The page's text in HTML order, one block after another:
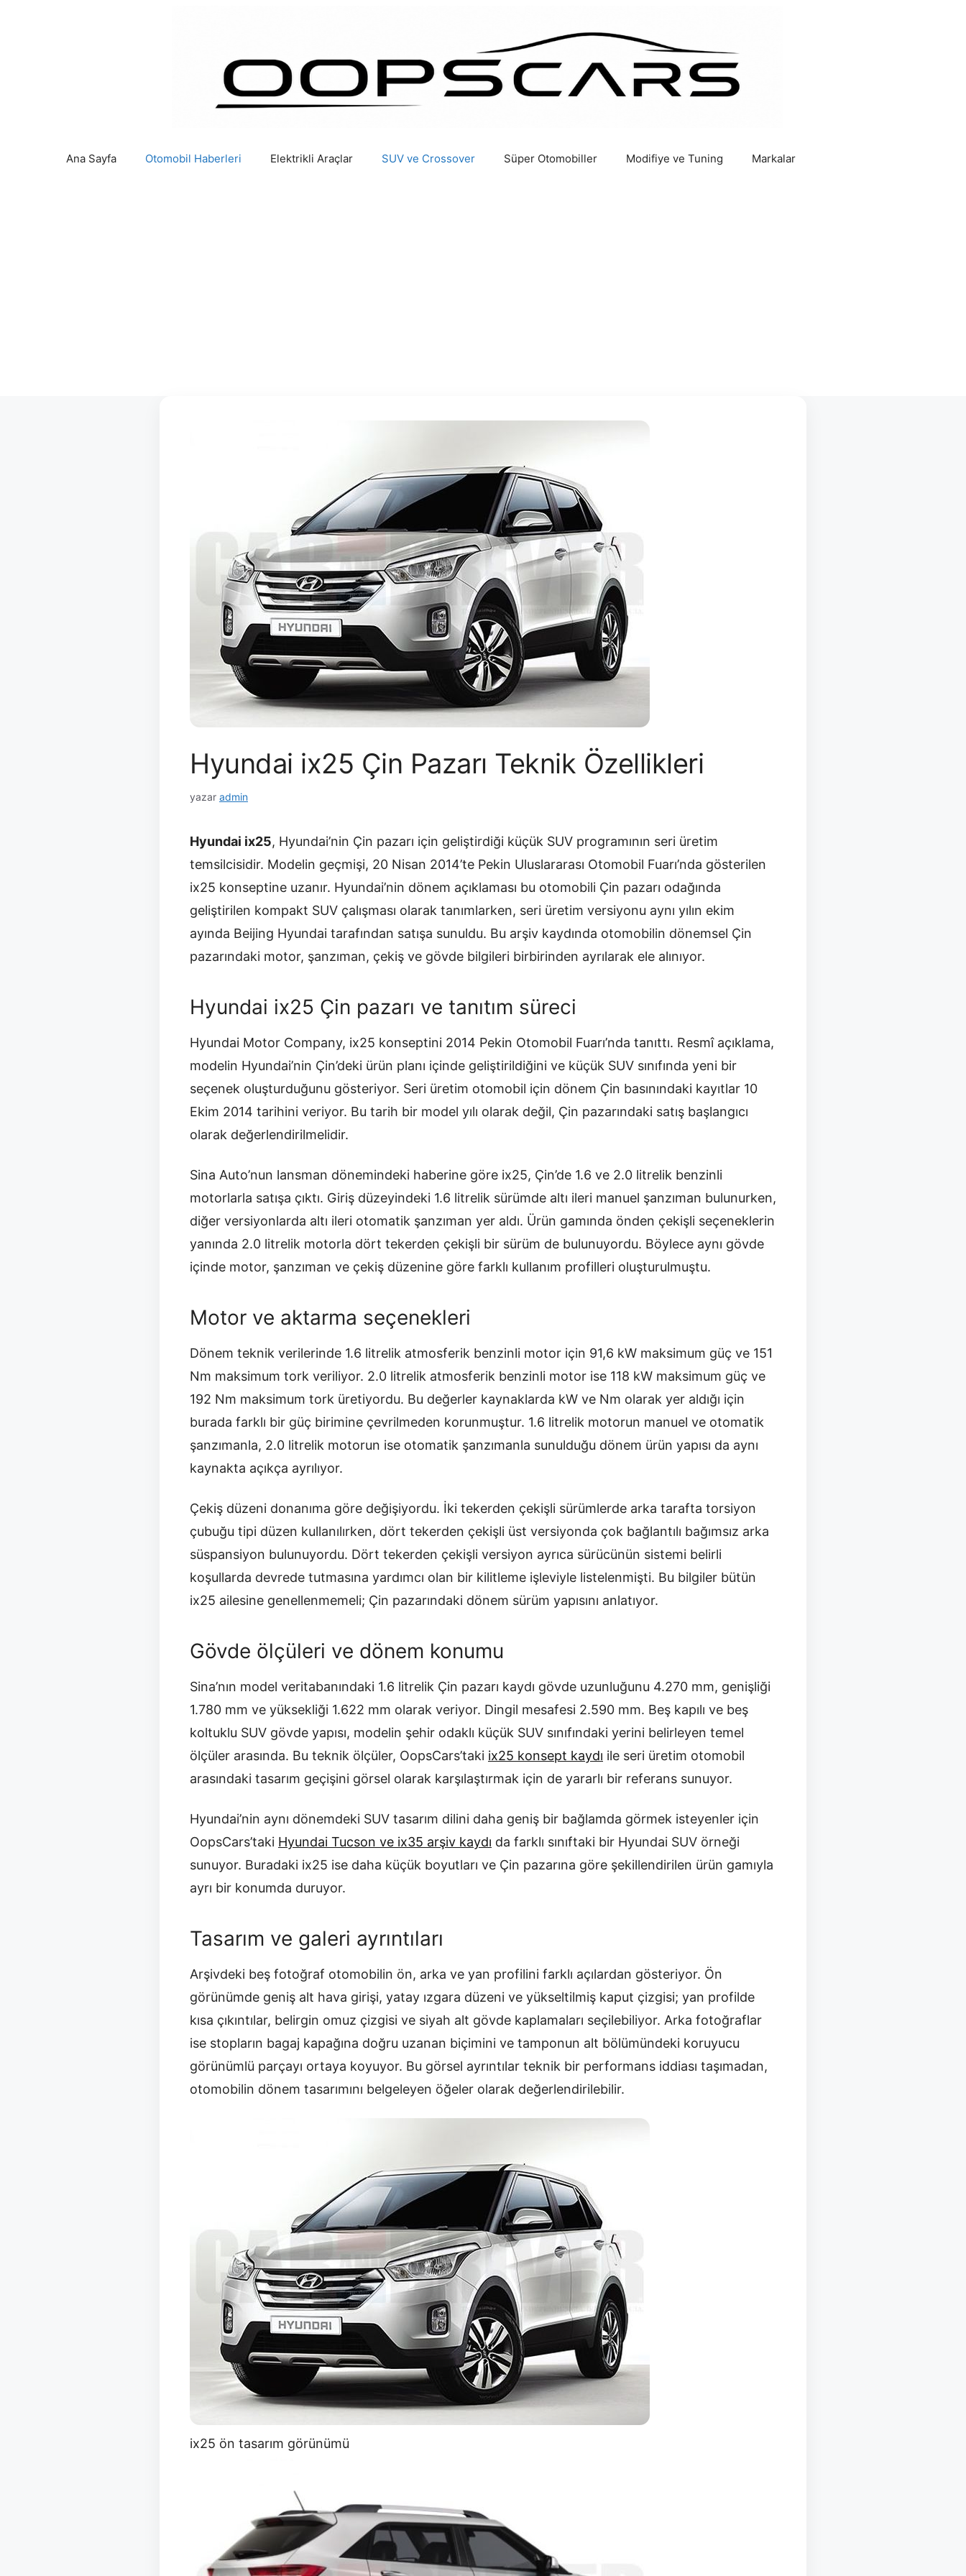
Ana Sayfa Otomobil Haberleri Elektrikli Araçlar SUV ve Crossover Süper Otomobiller Modifiye ve Tuning Markalar
Hyundai ix25 Çin Pazarı Teknik Özellikleri
yazar admin
Hyundai ix25, Hyundai’nin Çin pazarı için geliştirdiği küçük SUV programının seri üretim
temsilcisidir. Modelin geçmişi, 20 Nisan 2014’te Pekin Uluslararası Otomobil Fuarı’nda gösterilen
ix25 konseptine uzanır. Hyundai’nin dönem açıklaması bu otomobili Çin pazarı odağında
geliştirilen kompakt SUV çalışması olarak tanımlarken, seri üretim versiyonu aynı yılın ekim
ayında Beijing Hyundai tarafından satışa sunuldu. Bu arşiv kaydında otomobilin dönemsel Çin
pazarındaki motor, şanzıman, çekiş ve gövde bilgileri birbirinden ayrılarak ele alınıyor.
Hyundai ix25 Çin pazarı ve tanıtım süreci
Hyundai Motor Company, ix25 konseptini 2014 Pekin Otomobil Fuarı’nda tanıttı. Resmî açıklama,
modelin Hyundai’nin Çin’deki ürün planı içinde geliştirildiğini ve küçük SUV sınıfında yeni bir
seçenek oluşturduğunu gösteriyor. Seri üretim otomobil için dönem Çin basınındaki kayıtlar 10
Ekim 2014 tarihini veriyor. Bu tarih bir model yılı olarak değil, Çin pazarındaki satış başlangıcı
olarak değerlendirilmelidir.
Sina Auto’nun lansman dönemindeki haberine göre ix25, Çin’de 1.6 ve 2.0 litrelik benzinli
motorlarla satışa çıktı. Giriş düzeyindeki 1.6 litrelik sürümde altı ileri manuel şanzıman bulunurken,
diğer versiyonlarda altı ileri otomatik şanzıman yer aldı. Ürün gamında önden çekişli seçeneklerin
yanında 2.0 litrelik motorla dört tekerden çekişli bir sürüm de bulunuyordu. Böylece aynı gövde
içinde motor, şanzıman ve çekiş düzenine göre farklı kullanım profilleri oluşturulmuştu.
Motor ve aktarma seçenekleri
Dönem teknik verilerinde 1.6 litrelik atmosferik benzinli motor için 91,6 kW maksimum güç ve 151
Nm maksimum tork veriliyor. 2.0 litrelik atmosferik benzinli motor ise 118 kW maksimum güç ve
192 Nm maksimum tork üretiyordu. Bu değerler kaynaklarda kW ve Nm olarak yer aldığı için
burada farklı bir güç birimine çevrilmeden korunmuştur. 1.6 litrelik motorun manuel ve otomatik
şanzımanla, 2.0 litrelik motorun ise otomatik şanzımanla sunulduğu dönem ürün yapısı da aynı
kaynakta açıkça ayrılıyor.
Çekiş düzeni donanıma göre değişiyordu. İki tekerden çekişli sürümlerde arka tarafta torsiyon
çubuğu tipi düzen kullanılırken, dört tekerden çekişli üst versiyonda çok bağlantılı bağımsız arka
süspansiyon bulunuyordu. Dört tekerden çekişli versiyon ayrıca sürücünün sistemi belirli
koşullarda devrede tutmasına yardımcı olan bir kilitleme işleviyle listelenmişti. Bu bilgiler bütün
ix25 ailesine genellenmemeli; Çin pazarındaki dönem sürüm yapısını anlatıyor.
Gövde ölçüleri ve dönem konumu
Sina’nın model veritabanındaki 1.6 litrelik Çin pazarı kaydı gövde uzunluğunu 4.270 mm, genişliği
1.780 mm ve yüksekliği 1.622 mm olarak veriyor. Dingil mesafesi 2.590 mm. Beş kapılı ve beş
koltuklu SUV gövde yapısı, modelin şehir odaklı küçük SUV sınıfındaki yerini belirleyen temel
ölçüler arasında. Bu teknik ölçüler, OopsCars’taki ix25 konsept kaydı ile seri üretim otomobil
arasındaki tasarım geçişini görsel olarak karşılaştırmak için de yararlı bir referans sunuyor.
Hyundai’nin aynı dönemdeki SUV tasarım dilini daha geniş bir bağlamda görmek isteyenler için
OopsCars’taki Hyundai Tucson ve ix35 arşiv kaydı da farklı sınıftaki bir Hyundai SUV örneği
sunuyor. Buradaki ix25 ise daha küçük boyutları ve Çin pazarına göre şekillendirilen ürün gamıyla
ayrı bir konumda duruyor.
Tasarım ve galeri ayrıntıları
Arşivdeki beş fotoğraf otomobilin ön, arka ve yan profilini farklı açılardan gösteriyor. Ön
görünümde geniş alt hava girişi, yatay ızgara düzeni ve yükseltilmiş kaput çizgisi; yan profilde
kısa çıkıntılar, belirgin omuz çizgisi ve siyah alt gövde kaplamaları seçilebiliyor. Arka fotoğraflar
ise stopların bagaj kapağına doğru uzanan biçimini ve tamponun alt bölümündeki koruyucu
görünümlü parçayı ortaya koyuyor. Bu görsel ayrıntılar teknik bir performans iddiası taşımadan,
otomobilin dönem tasarımını belgeleyen öğeler olarak değerlendirilebilir.
ix25 ön tasarım görünümü